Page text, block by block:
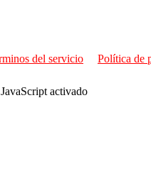
del servicio Política de
activado